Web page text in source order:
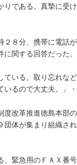
りである。真摯に受
２８分、携帯に電話
関する回答だった。
ている。取り忘れ
るので大丈夫。」
度改革推進徳島本部
団体が集まり組織さ
、緊急用のＦＡＸ番